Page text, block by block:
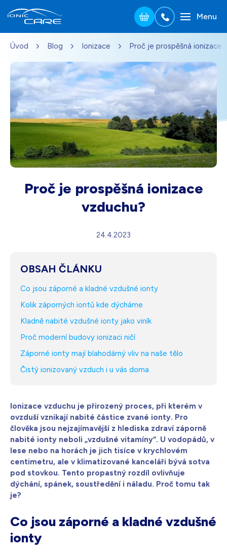
Přejít na hlavní obsah
Menu
Úvod Blog Ionizace Proč je prospěšná ionizace
Proč je prospěšná ionizace
vzduchu?
24.4.2023
OBSAH ČLÁNKU
Co jsou záporné a kladné vzdušné ionty
Kolik záporných iontů kde dýcháme
Kladně nabité vzdušné ionty jako viník
Proč moderní budovy ionizaci ničí
Záporné ionty mají blahodárný vliv na naše tělo
Čistý ionizovaný vzduch i u vás doma
Ionizace vzduchu je přirozený proces, při kterém v
ovzduší vznikají nabité částice zvané ionty. Pro
člověka jsou nejzajímavější z hlediska zdraví záporně
nabité ionty neboli „vzdušné vitamíny“. U vodopádů, v
lese nebo na horách je jich tisíce v krychlovém
centimetru, ale v klimatizované kanceláři bývá sotva
pod stovkou. Tento propastný rozdíl ovlivňuje
dýchání, spánek, soustředění i náladu. Proč tomu tak
je?
Co jsou záporné a kladné vzdušné
ionty
Skladem - doprava zdarma Dárek pro vás při zadání kódu
Dřevo dub 3 990Kč
Skladem - doprava zdarma Dárek pro vás při zadání kódu
Perleťově bílá 3 690Kč
Skladem - doprava zdarma Dárek pro vás při zadání kódu
Skladem - doprava zdarma Dárek pro vás při zadání kódu